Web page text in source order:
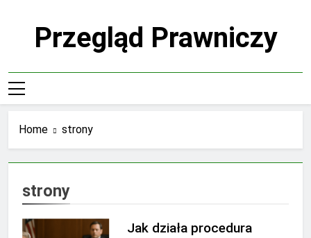
Przegląd Prawniczy
Home strony
strony
Jak działa procedura